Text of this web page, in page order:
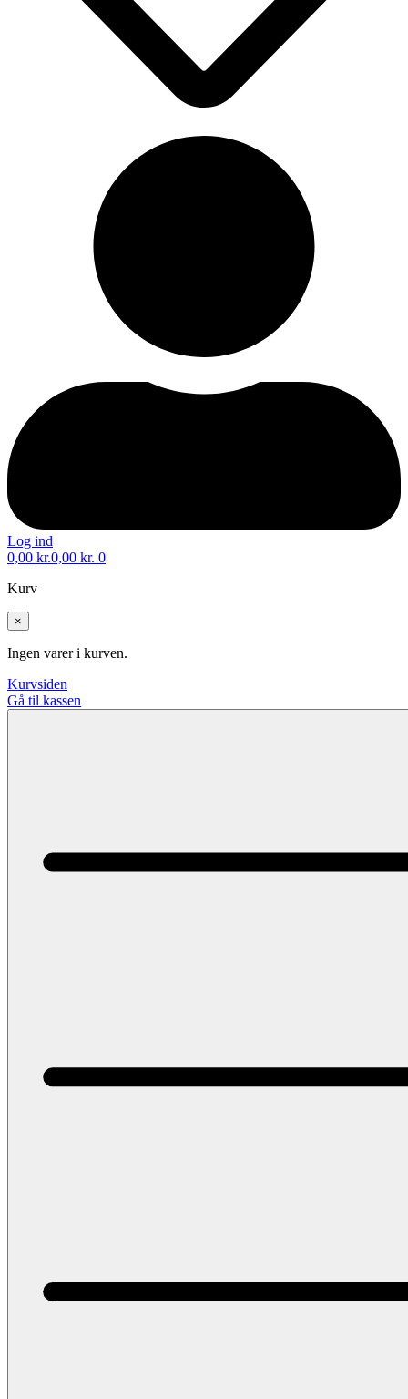
Log ind
0,00 kr.0,00 kr. 0
Kurv
×
Ingen varer i kurven.
Kurvsiden
Gå til kassen